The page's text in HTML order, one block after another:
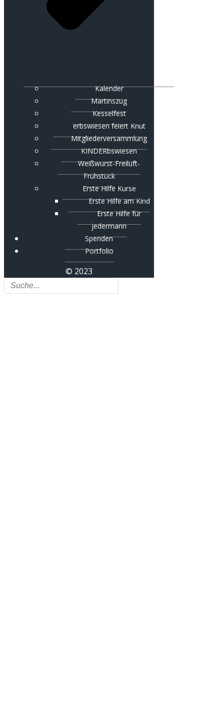
Kalender
Martinszug
Kesselfest
erbswiesen feiert Knut
Mitgliederversammlung
KINDERbswiesen
Weißwurst-Freiluft-
Frühstück
Erste Hilfe Kurse
Erste Hilfe am Kind
Erste Hilfe für
jedermann
Spenden
Portfolio
© 2023